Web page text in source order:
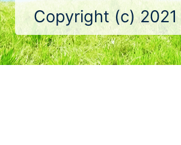
Copyright (c)